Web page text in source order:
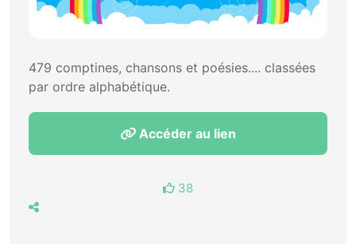
479 comptines, chansons et poésies.... classées
par ordre alphabétique.
Accéder au lien
38